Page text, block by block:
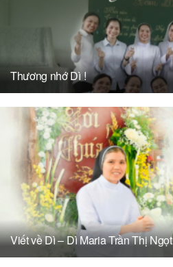
Thương nhớ Dì !
Viết về Dì – Dì Maria Trần Thị Ngọt